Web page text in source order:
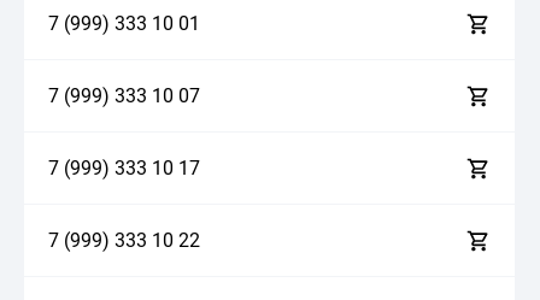
7 (999) 333 10 01
7 (999) 333 10 07
7 (999) 333 10 17
7 (999) 333 10 22